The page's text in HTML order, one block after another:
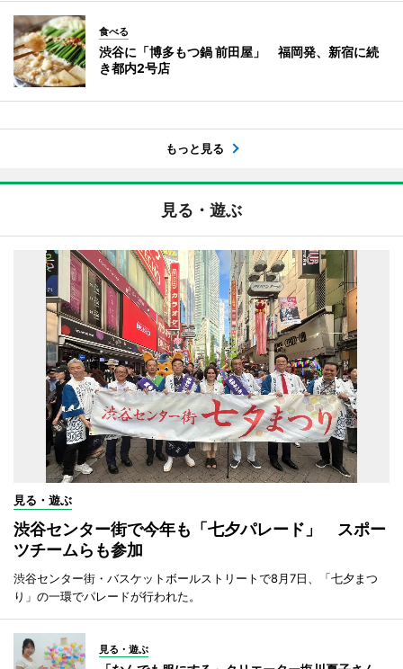
食べる
渋谷に「博多もつ鍋 前田屋」 福岡発、新宿に続
き都内2号店
もっと見る
見る・遊ぶ
見る・遊ぶ
渋谷センター街で今年も「七夕パレード」 スポー
ツチームらも参加
渋谷センター街・バスケットボールストリートで8月7日、「七夕まつ
り」の一環でパレードが行われた。
見る・遊ぶ